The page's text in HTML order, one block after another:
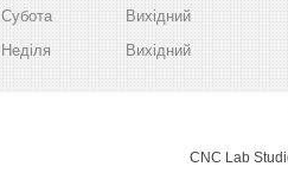
Субота
Вихідний
Неділя
Вихідний